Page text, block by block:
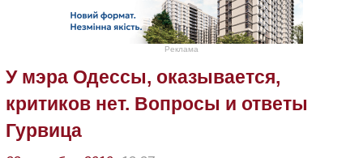
Реклама
У мэра Одессы, оказывается,
критиков нет. Вопросы и ответы
Гурвица